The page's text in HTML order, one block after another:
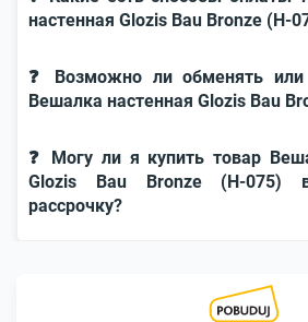
настенная Glozis Bau Bronze (H-
❓ Возможно ли обменять или
Вешалка настенная Glozis Bau
❓ Могу ли я купить товар
Glozis Bau Bronze (H-075)
рассрочку?